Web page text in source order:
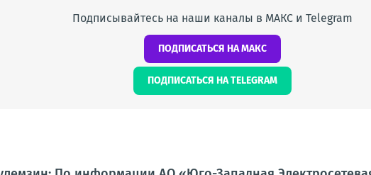
Подписывайтесь на наши каналы в МАКС и Telegram
ПОДПИСАТЬСЯ НА МАКС
ПОДПИСАТЬСЯ НА TELEGRAM